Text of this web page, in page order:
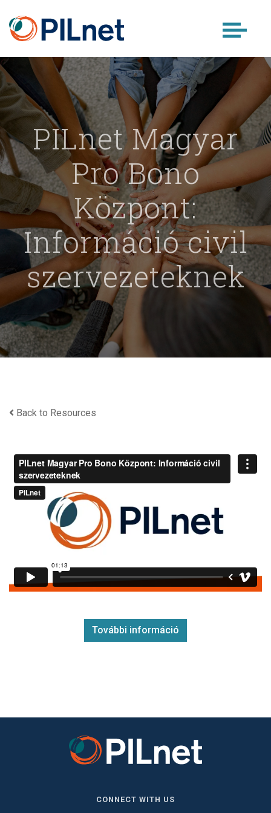
content
PILnet Magyar
Pro Bono
Központ:
Információ civil
szervezeteknek
Back to Resources
További információ
CONNECT WITH US